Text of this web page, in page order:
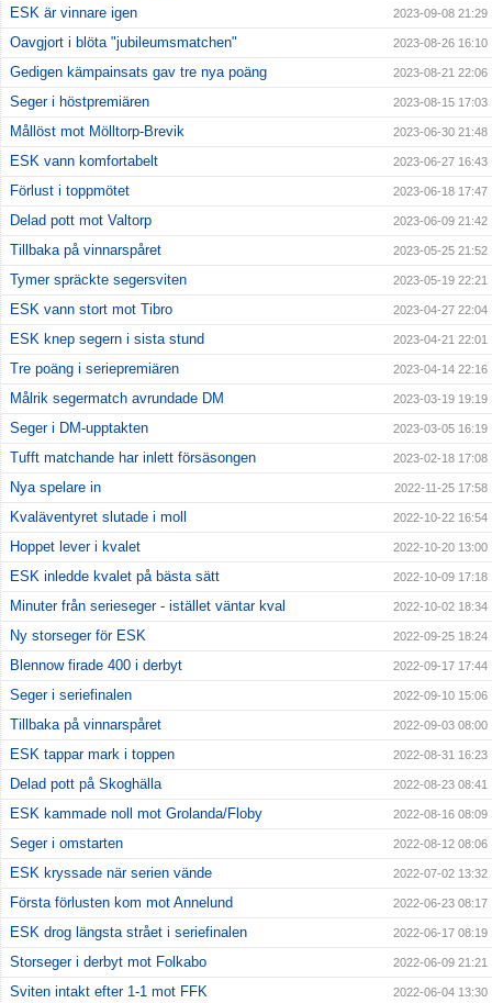
ESK är vinnare igen 2023-09-08 21:29
Oavgjort i blöta "jubileumsmatchen" 2023-08-26 16:10
Gedigen kämpainsats gav tre nya poäng 2023-08-21 22:06
Seger i höstpremiären 2023-08-15 17:03
Mållöst mot Mölltorp-Brevik 2023-06-30 21:48
ESK vann komfortabelt 2023-06-27 16:43
Förlust i toppmötet 2023-06-18 17:47
Delad pott mot Valtorp 2023-06-09 21:42
Tillbaka på vinnarspåret 2023-05-25 21:52
Tymer spräckte segersviten 2023-05-19 22:21
ESK vann stort mot Tibro 2023-04-27 22:04
ESK knep segern i sista stund 2023-04-21 22:01
Tre poäng i seriepremiären 2023-04-14 22:16
Målrik segermatch avrundade DM 2023-03-19 19:19
Seger i DM-upptakten 2023-03-05 16:19
Tufft matchande har inlett försäsongen 2023-02-18 17:08
Nya spelare in 2022-11-25 17:58
Kvaläventyret slutade i moll 2022-10-22 16:54
Hoppet lever i kvalet 2022-10-20 13:00
ESK inledde kvalet på bästa sätt 2022-10-09 17:18
Minuter från serieseger - istället väntar kval 2022-10-02 18:34
Ny storseger för ESK 2022-09-25 18:24
Blennow firade 400 i derbyt 2022-09-17 17:44
Seger i seriefinalen 2022-09-10 15:06
Tillbaka på vinnarspåret 2022-09-03 08:00
ESK tappar mark i toppen 2022-08-31 16:23
Delad pott på Skoghälla 2022-08-23 08:41
ESK kammade noll mot Grolanda/Floby 2022-08-16 08:09
Seger i omstarten 2022-08-12 08:06
ESK kryssade när serien vände 2022-07-02 13:32
Första förlusten kom mot Annelund 2022-06-23 08:17
ESK drog längsta strået i seriefinalen 2022-06-17 08:19
Storseger i derbyt mot Folkabo 2022-06-09 21:21
Sviten intakt efter 1-1 mot FFK 2022-06-04 13:30